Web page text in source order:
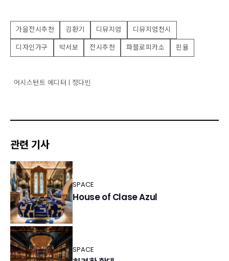
가을전시추천 김환기 디뮤지엄
디뮤지엄천시
디자인가구
박서보 전시추천 파블로피카소 핀율
어시스턴트 에디터 | 정다빈
관련 기사
SPACE
House of Clase Azul
SPACE